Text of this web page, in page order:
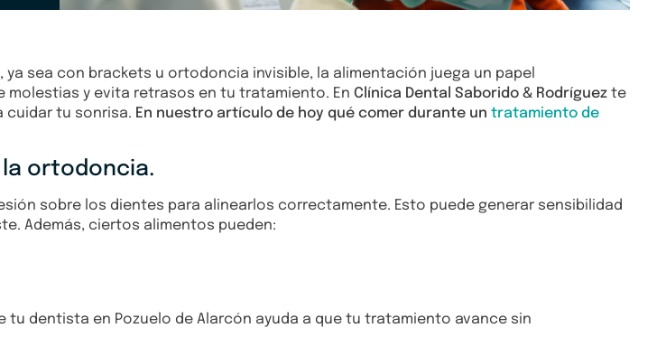
sea con brackets u ortodoncia invisible, la alimentación juega un papel
molestias y evita retrasos en tu tratamiento. En Clínica Dental Saborido & Rodríguez te
cuidar tu sonrisa. En nuestro artículo de hoy qué comer durante un tratamiento de
ortodoncia.
sobre los dientes para alinearlos correctamente. Esto puede generar sensibilidad
Además, ciertos alimentos pueden:
dentista en Pozuelo de Alarcón ayuda a que tu tratamiento avance sin